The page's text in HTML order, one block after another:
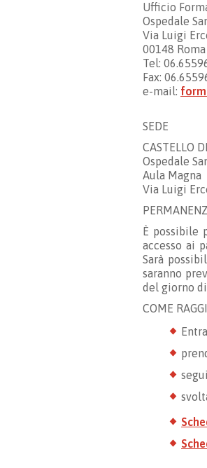
Ufficio
Ospedale
Via Luigi
00148 Roma
Tel:
Fax:
e-mail:
SEDE
CASTELLO
Ospedale
Aula Magna
Via Luigi
È possibile
accesso ai
Sarà
saranno
del giorno
COME